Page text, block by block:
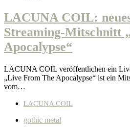
LACUNA COIL:
Streaming-Mitschnitt
Apocalypse“
LACUNA COIL veröffentlichen ein
„Live From The Apocalypse“ ist ein
vom…
LACUNA COIL
gothic metal